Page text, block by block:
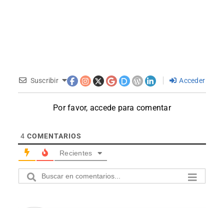
Suscribir Acceder
Por favor, accede para comentar
4 COMENTARIOS
Recientes